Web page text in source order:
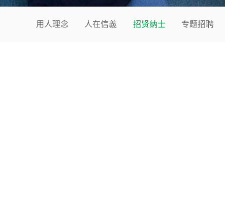
用人理念 人在信義 招贤纳士 专题招聘